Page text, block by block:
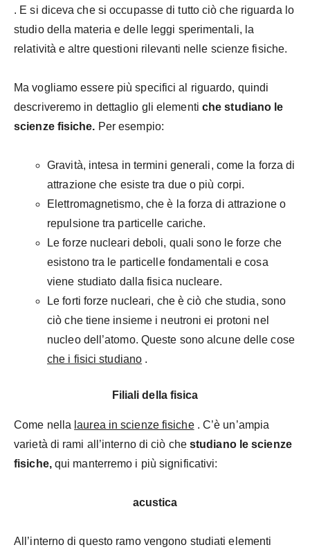
. E si diceva che si occupasse di tutto ciò che riguarda lo
studio della materia e delle leggi sperimentali, la
relatività e altre questioni rilevanti nelle scienze fisiche.
Ma vogliamo essere più specifici al riguardo, quindi
descriveremo in dettaglio gli elementi che studiano le
scienze fisiche. Per esempio:
Gravità, intesa in termini generali, come la forza di
attrazione che esiste tra due o più corpi.
Elettromagnetismo, che è la forza di attrazione o
repulsione tra particelle cariche.
Le forze nucleari deboli, quali sono le forze che
esistono tra le particelle fondamentali e cosa
viene studiato dalla fisica nucleare.
Le forti forze nucleari, che è ciò che studia, sono
ciò che tiene insieme i neutroni ei protoni nel
nucleo dell’atomo. Queste sono alcune delle cose
che i fisici studiano .
Filiali della fisica
Come nella laurea in scienze fisiche. C’è un’ampia
varietà di rami all’interno di ciò che studiano le scienze
fisiche, qui manterremo i più significativi:
acustica
All’interno di questo ramo vengono studiati elementi